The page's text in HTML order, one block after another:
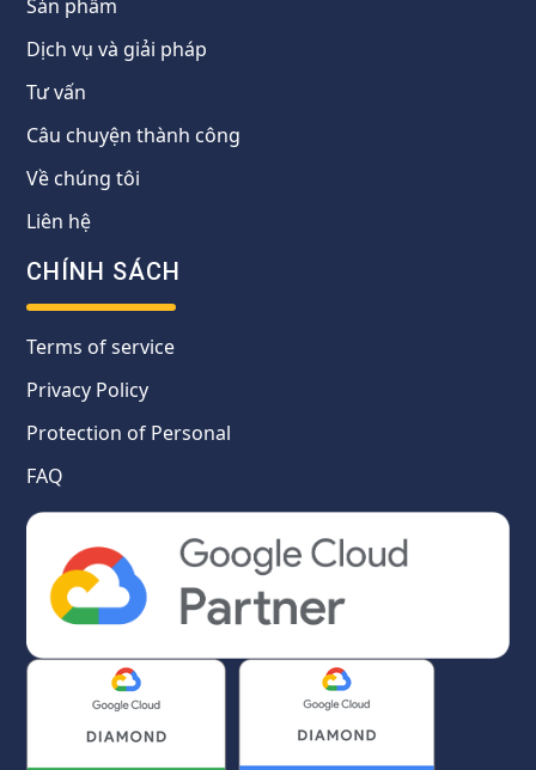
Sản phẩm
Dịch vụ và giải pháp
Tư vấn
Câu chuyện thành công
Về chúng tôi
Liên hệ
CHÍNH SÁCH
Terms of service
Privacy Policy
Protection of Personal
FAQ